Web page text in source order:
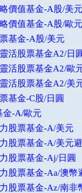
價值基金-A股/美
價值基金-A股/歐
基金-A股/美元
活股票基金A2/日
活股票基金A2/歐
活股票基金A2/美
基金-C股/日圓
金-A/歐元
股票基金-A/美元
股票基金-A/美元
股票基金-Aj/日圓
股票基金-Aa/澳幣
股票基金-Az/南非